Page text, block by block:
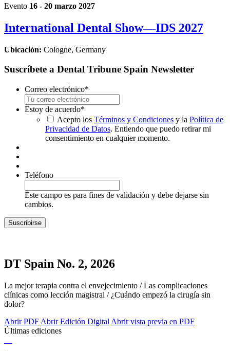
Evento 16 - 20 marzo 2027
International Dental Show—IDS 2027
Ubicación: Cologne, Germany
Suscríbete a Dental Tribune Spain Newsletter
Correo electrónico*
Estoy de acuerdo*
Acepto los Términos y Condiciones y la Política de
Privacidad de Datos. Entiendo que puedo retirar mi
consentimiento en cualquier momento.
Teléfono
Este campo es para fines de validación y debe dejarse sin
cambios.
DT Spain No. 2, 2026
La mejor terapia contra el envejecimiento / Las complicaciones
clínicas como lección magistral / ¿Cuándo empezó la cirugía sin
dolor?
Abrir PDF Abrir Edición Digital Abrir vista previa en PDF
Últimas ediciones